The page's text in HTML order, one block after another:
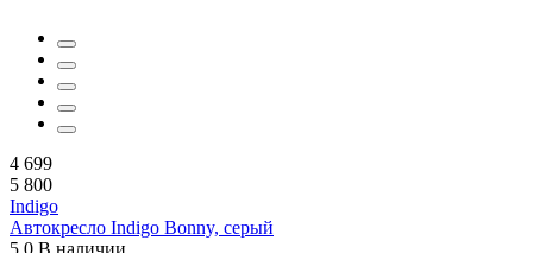
4 699
5 800
Indigo
Автокресло Indigo Bonny, серый
5.0 В наличии